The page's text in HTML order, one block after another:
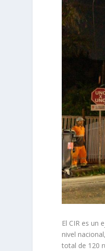
El CIR es un
nivel
total de 120